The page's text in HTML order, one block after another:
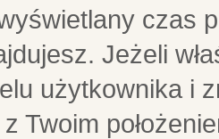
czas
Jeżeli
użytkownika i
z Twoim